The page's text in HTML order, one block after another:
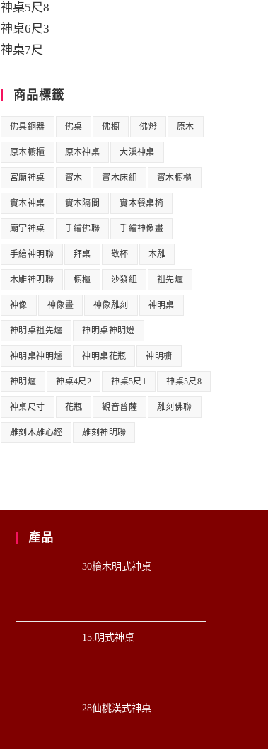
神桌5尺8
神桌6尺3
神桌7尺
商品標籤
佛具銅器 佛桌 佛櫥 佛燈 原木
原木櫥櫃 原木神桌 大溪神桌
宮廟神桌 實木 實木床組 實木櫥櫃
實木神桌 實木隔間 實木餐桌椅
廟宇神桌 手繪佛聯 手繪神像畫
手繪神明聯 拜桌 敬杯 木雕
木雕神明聯 櫥櫃 沙發組 祖先爐
神像 神像畫 神像雕刻 神明桌
神明桌祖先爐 神明桌神明燈
神明桌神明爐 神明桌花瓶 神明櫥
神明爐 神桌4尺2 神桌5尺1 神桌5尺8
神桌尺寸 花瓶 觀音普薩 雕刻佛聯
雕刻木雕心經 雕刻神明聯
產品
30檜木明式神桌
15.明式神桌
28仙桃漢式神桌